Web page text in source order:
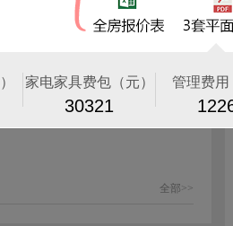
全部>>